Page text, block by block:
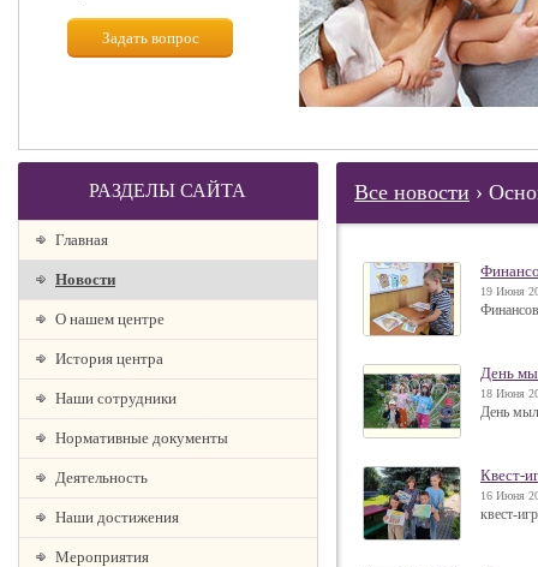
Задать вопрос
РАЗДЕЛЫ САЙТА
Главная
Новости
О нашем центре
История центра
Наши сотрудники
Нормативные документы
Деятельность
Наши достижения
Мероприятия
Все новости ›
19 Июня
День
18 Июня
День
Квест-
16 Июня
квест-